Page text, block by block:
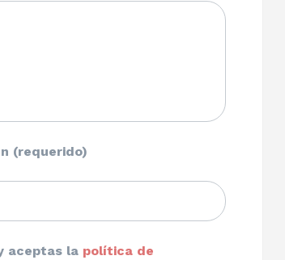
(requerido)
aceptas la política de